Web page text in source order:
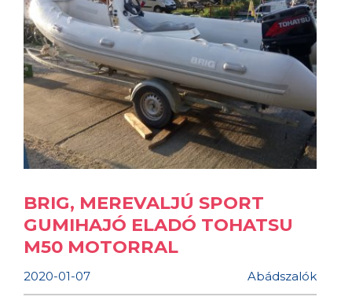
BRIG, MEREVALJÚ SPORT
GUMIHAJÓ ELADÓ TOHATSU
M50 MOTORRAL
2020-01-07 Abádszalók